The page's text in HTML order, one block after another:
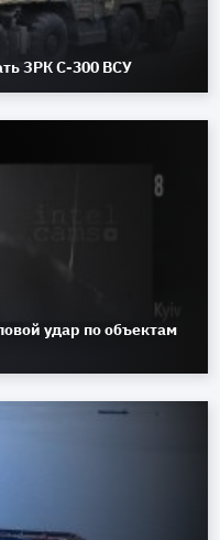
ЗРК С-300 ВСУ
удар по объектам